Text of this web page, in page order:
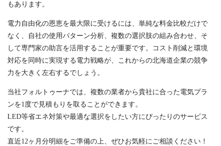
もあります。
電力自由化の恩恵を最大限に受けるには、単純な料金比較だけで
なく、自社の使用パターン分析、複数の選択肢の組み合わせ、そ
して専門家の助言を活用することが重要です。コスト削減と環境
対応を同時に実現する電力戦略が、これからの北海道企業の競争
力を大きく左右するでしょう。
当社フォルトゥーナでは、複数の業者から貴社に合った電気プラ
ンを1度で見積もりを取ることができます。
LED等省エネ対策や最適な選択をしたい方にぴったりのサービス
です。
直近12ヶ月分明細をご準備の上、ぜひお気軽にご相談ください！